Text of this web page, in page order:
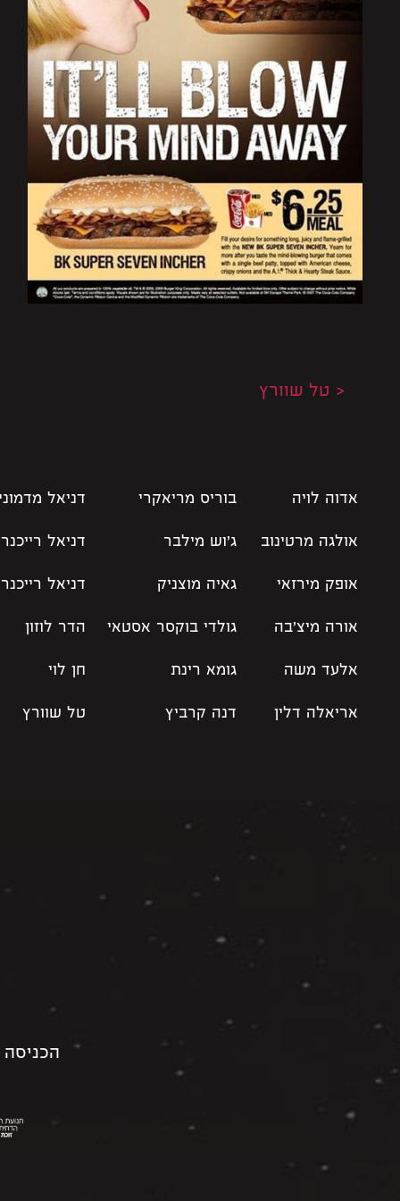
< טל שוורץ
אדוה לויה
אולגה מרטינוב
אופק מירזאי
אורה מיצ׳בה
אלעד משה
אריאלה דלין
בוריס מריאקרי
ג׳וש מילבר
גאיה מוצניק
גולדי בוקסר אסטאי
גומא רינת
דנה קרביץ
דניאל
דניאל רייכנר
דניאל רייכנר
הדר לוזון
חן לוי
טל שוורץ